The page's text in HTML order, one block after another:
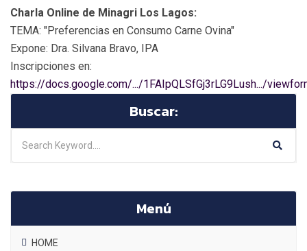
Charla Online de Minagri Los Lagos:
TEMA: "Preferencias en Consumo Carne Ovina"
Expone: Dra. Silvana Bravo, IPA
Inscripciones en:
https://docs.google.com/.../1FAIpQLSfGj3rLG9Lush.../
Buscar:
Menú
HOME